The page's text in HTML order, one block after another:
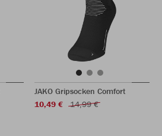
JAKO Gripsocken Comfort
10,49 €
14,99 €